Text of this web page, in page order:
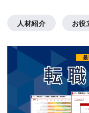
人材紹介 お役